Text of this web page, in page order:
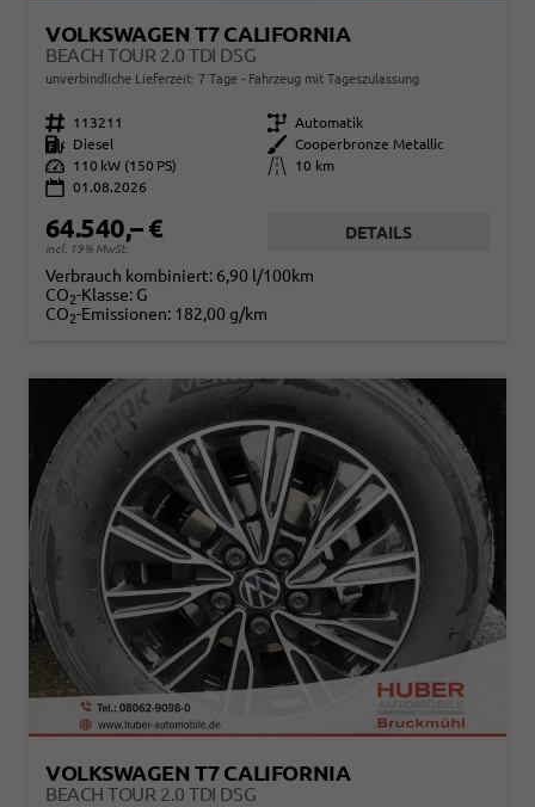
VOLKSWAGEN T7 CALIFORNIA
BEACH TOUR 2.0 TDI DSG
unverbindliche Lieferzeit: 7 Tage Fahrzeug mit Tageszulassung
Fahrzeugnr. 113211 Getriebe Automatik
Kraftstoff
Diesel Außenfarbe
Cooperbronze Metallic
Leistung
110 kW (150 PS) Kilometerstand
10 km
01.08.2026
64.540,– €
incl. 19% MwSt.
DETAILS
Verbrauch kombiniert: 6,90 l/100km
CO2-Klasse: G
CO2-Emissionen: 182,00 g/km
VOLKSWAGEN T7 CALIFORNIA
BEACH TOUR 2.0 TDI DSG